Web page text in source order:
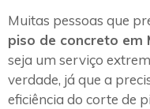
Muitas pessoas que
piso de concreto em
seja um serviço
verdade, já que a
eficiência do corte de